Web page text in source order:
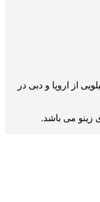
از اروپا و دبی در
زینو می باشد.